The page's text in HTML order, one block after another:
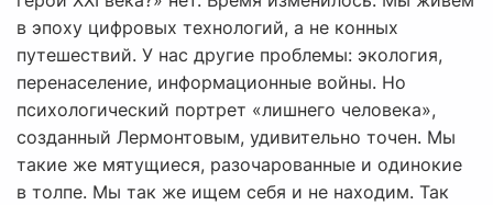
в эпоху цифровых технологий, а не конных
путешествий. У нас другие проблемы: экология,
перенаселение, информационные войны. Но
психологический портрет «лишнего человека»,
созданный Лермонтовым, удивительно точен. Мы
такие же мятущиеся, разочарованные и одинокие
в толпе. Мы так же ищем себя и не находим. Так